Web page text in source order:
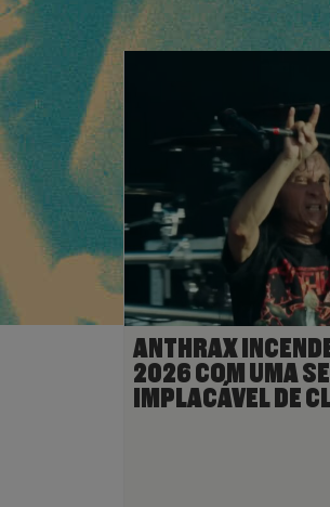
ANTHRAX
2026 COM UMA
IMPLACÁVEL DE